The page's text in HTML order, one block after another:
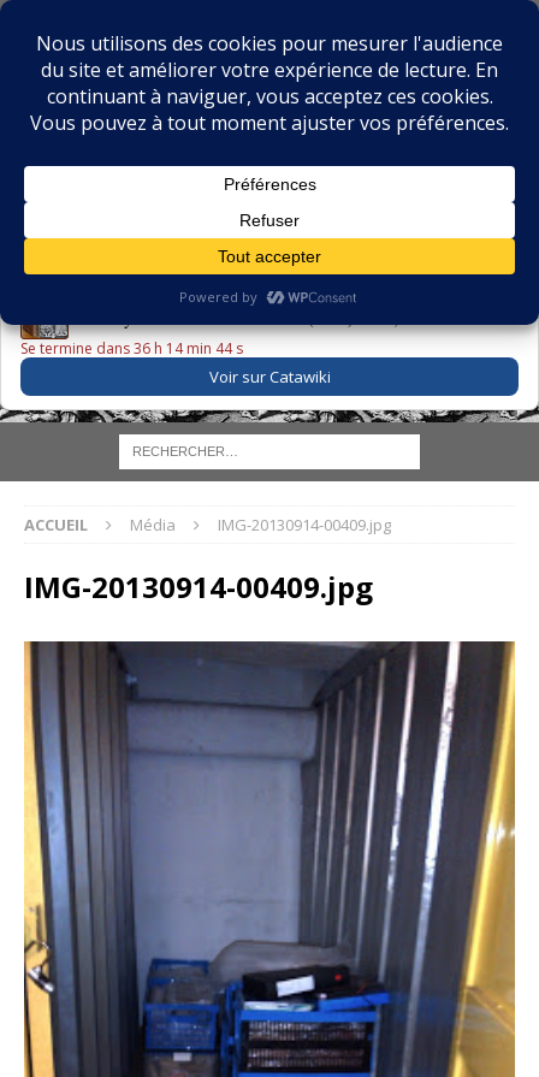
BIBLIOPHILIE.COM
LE BLOG DU BIBLIOPHILE, DES BIBLIOPHILES, DE LA
LE LIVRE DU JOUR
Se termine dans 36 h 14 min 44 s
Voir sur Catawiki
ACCUEIL Média IMG-20130914-00409.jpg
IMG-20130914-00409.jpg